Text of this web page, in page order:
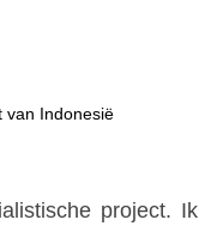
van Indonesië
project. Ik